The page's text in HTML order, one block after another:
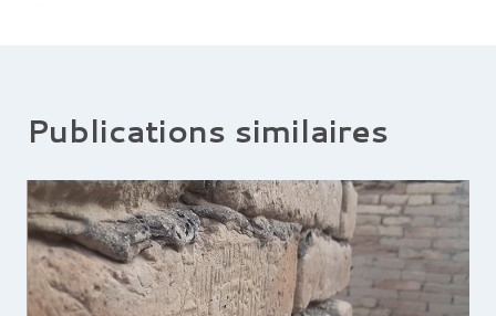
Publications similaires